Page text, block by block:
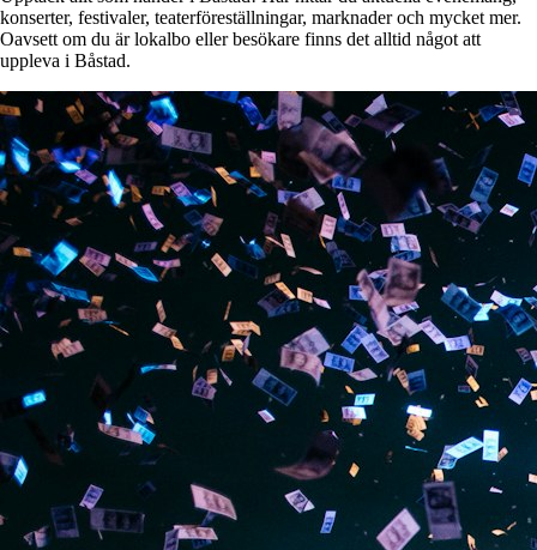
konserter, festivaler, teaterföreställningar, marknader och mycket mer.
Oavsett om du är lokalbo eller besökare finns det alltid något att
uppleva i Båstad.